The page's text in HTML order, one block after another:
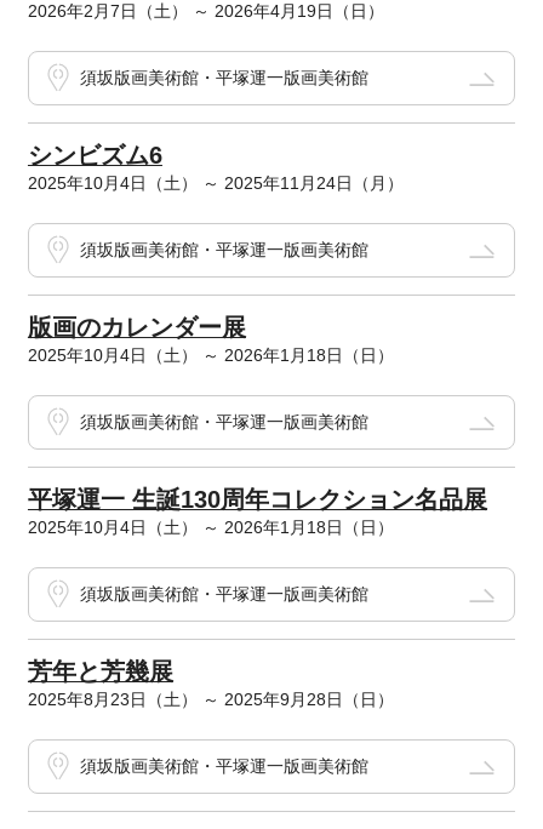
2026年2月7日（土） ～ 2026年4月19日（日）
須坂版画美術館・平塚運一版画美術館
シンビズム6
2025年10月4日（土） ～ 2025年11月24日（月）
須坂版画美術館・平塚運一版画美術館
版画のカレンダー展
2025年10月4日（土） ～ 2026年1月18日（日）
須坂版画美術館・平塚運一版画美術館
平塚運一 生誕130周年コレクション名品展
2025年10月4日（土） ～ 2026年1月18日（日）
須坂版画美術館・平塚運一版画美術館
芳年と芳幾展
2025年8月23日（土） ～ 2025年9月28日（日）
須坂版画美術館・平塚運一版画美術館